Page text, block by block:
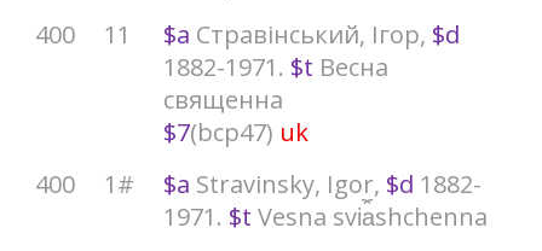
400
11 $a Стравінський, Ігор, $d
1882-1971. $t Весна
священна
$7(bcp47) uk
400
1# $a Stravinsky, Igor, $d 1882-
1971. $t Vesna svi︠a︡shchenna